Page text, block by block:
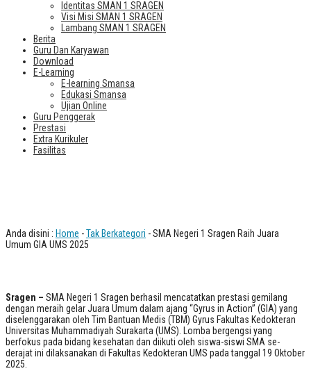
Identitas SMAN 1 SRAGEN
Visi Misi SMAN 1 SRAGEN
Lambang SMAN 1 SRAGEN
Berita
Guru Dan Karyawan
Download
E-Learning
E-learning Smansa
Edukasi Smansa
Ujian Online
Guru Penggerak
Prestasi
Extra Kurikuler
Fasilitas
Anda disini : Home -Tak Berkategori - SMA Negeri 1 Sragen Raih Juara
Umum GIA UMS 2025
Sragen – SMA Negeri 1 Sragen berhasil mencatatkan prestasi gemilang
dengan meraih gelar Juara Umum dalam ajang “Gyrus in Action” (GIA) yang
diselenggarakan oleh Tim Bantuan Medis (TBM) Gyrus Fakultas Kedokteran
Universitas Muhammadiyah Surakarta (UMS). Lomba bergengsi yang
berfokus pada bidang kesehatan dan diikuti oleh siswa-siswi SMA se-
derajat ini dilaksanakan di Fakultas Kedokteran UMS pada tanggal 19 Oktober
2025.